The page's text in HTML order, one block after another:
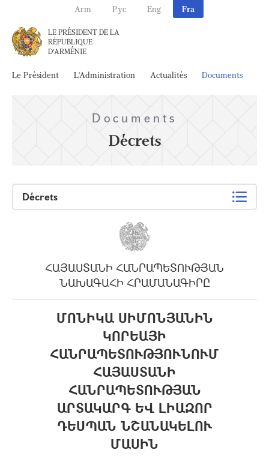
Arm Рус Eng Fra
LE PRÉSIDENT DE LA
RÉPUBLIQUE
D'ARMÉNIE
Le Président L'Administration Actualités Documents
Documents
Décrets
Décrets
ՀԱՅԱՍՏԱՆԻ ՀԱՆՐԱՊԵՏՈՒԹՅԱՆ
ՆԱԽԱԳԱՀԻ ՀՐԱՄԱՆԱԳԻՐԸ
ՄՈՆԻԿԱ ՍԻՄՈՆՅԱՆԻՆ
ԿՈՐԵԱՅԻ
ՀԱՆՐԱՊԵՏՈՒԹՅՈՒՆՈՒՄ
ՀԱՅԱՍՏԱՆԻ
ՀԱՆՐԱՊԵՏՈՒԹՅԱՆ
ԱՐՏԱԿԱՐԳ ԵՎ ԼԻԱԶՈՐ
ԴԵՍՊԱՆ ՆՇԱՆԱԿԵԼՈՒ
ՄԱՍԻՆ